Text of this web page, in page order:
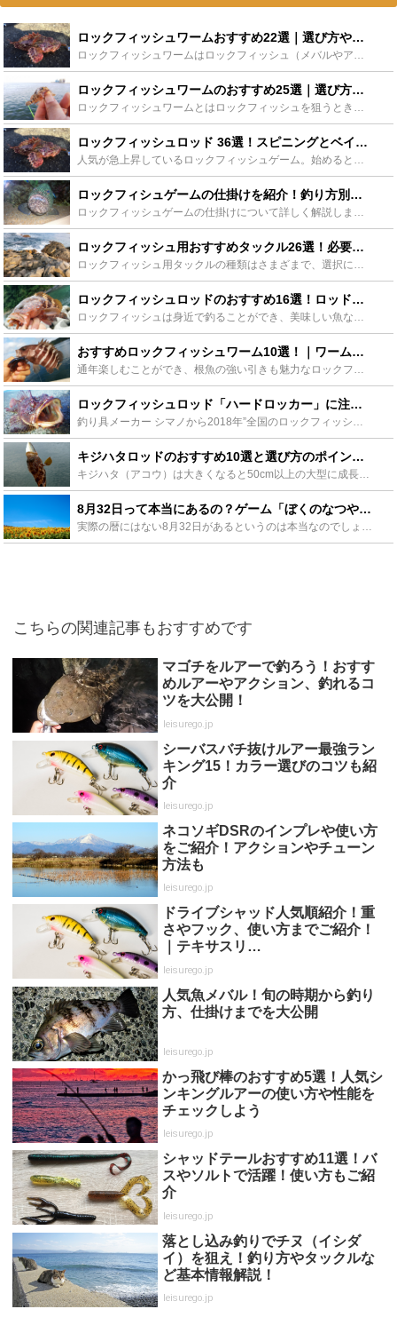
ロックフィッシュワームおすすめ22選｜選び方やアクションなどの使い方も！ - Leisurego(レジャーゴー)
ロックフィッシュワームのおすすめ25選｜選び方のポイントも！ - Leisurego(レジャーゴー)
ロックフィッシュロッド 36選！スピニングとベイト、おすすめを分けてご紹介！ - Leisurego(レジャーゴー)
ロックフィシュゲームの仕掛けを紹介！釣り方別にベストな仕掛けを使い分けよう！ - Leisurego(レジャーゴー)
ロックフィッシュ用おすすめタックル26選！必要な全タックルを網羅！ - Leisurego(レジャーゴー)
ロックフィッシュロッドのおすすめ16選！ロッドの選び方はどこに注目すればいい？ - Leisurego(レジャーゴー)
おすすめロックフィッシュワーム10選！｜ワームの選び方を徹底解説【入門編】 - Leisurego(レジャーゴー)
ロックフィッシュロッド「ハードロッカー」に注目！性能やおすすめ度をチェック！ - Leisurego(レジャーゴー)
キジハタロッドのおすすめ10選と選び方のポイント大公開！初心者はここから！ - Leisurego(レジャーゴー)
8月32日って本当にあるの？ゲーム「ぼくのなつやすみ」で起こった奇跡 - Leisurego(レジャーゴー)
こちらの関連記事もおすすめです
マゴチをルアーで釣ろう！おすす
めルアーやアクション、釣れるコ
ツを大公開！
leisurego.jp
シーバスバチ抜けルアー最強ラン
キング15！カラー選びのコツも紹
介
leisurego.jp
ネコソギDSRのインプレや使い方
をご紹介！アクションやチューン
方法も
leisurego.jp
ドライブシャッド人気順紹介！重
さやフック、使い方までご紹介！
｜テキサスリ…
leisurego.jp
人気魚メバル！旬の時期から釣り
方、仕掛けまでを大公開
leisurego.jp
かっ飛び棒のおすすめ5選！人気シ
ンキングルアーの使い方や性能を
チェックしよう
leisurego.jp
シャッドテールおすすめ11選！バ
スやソルトで活躍！使い方もご紹
介
leisurego.jp
落とし込み釣りでチヌ（イシダ
イ）を狙え！釣り方やタックルな
ど基本情報解説！
leisurego.jp